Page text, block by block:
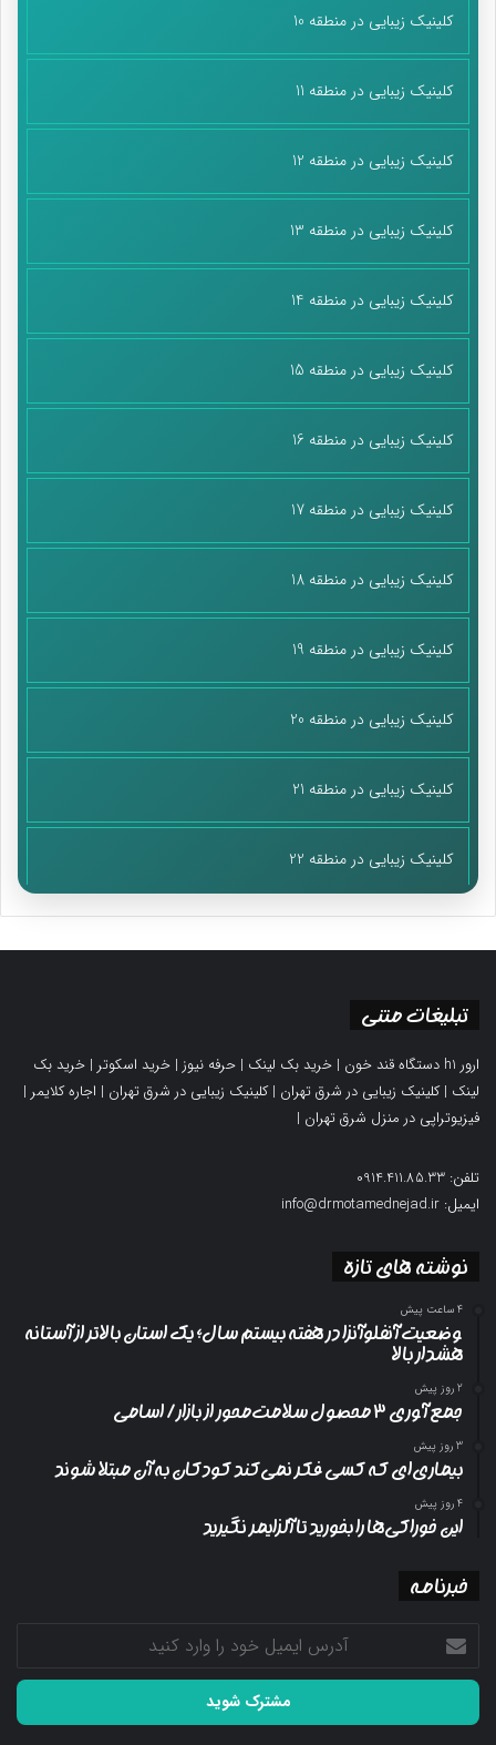
کلینیک زیبایی در منطقه 10
کلینیک زیبایی در منطقه 11
کلینیک زیبایی در منطقه 12
کلینیک زیبایی در منطقه 13
کلینیک زیبایی در منطقه 14
کلینیک زیبایی در منطقه 15
کلینیک زیبایی در منطقه 16
کلینیک زیبایی در منطقه 17
کلینیک زیبایی در منطقه 18
کلینیک زیبایی در منطقه 19
کلینیک زیبایی در منطقه 20
کلینیک زیبایی در منطقه 21
کلینیک زیبایی در منطقه 22
تبلیغات متنی
ارور h1 دستگاه قند خون | خرید بک لینک | حرفه نیوز | خرید اسکوتر | خرید بک
لینک |کلینیک زیبایی در شرق تهران |کلینیک زیبایی در شرق تهران | اجاره کلایمر |
فیزیوتراپی در منزل شرق تهران |
تلفن: 0914.411.85.33
ایمیل: info@drmotamednejad.ir
نوشته های تازه
4 ساعت پیش
وضعیت آنفلوآنزا در هفته بیستم سال؛ یک استان بالاتر از آستانه
هشدار بالا
2 روز پیش
جمع آوری ۳ محصول سلامت‌محور از بازار/ اسامی
3 روز پیش
بیماری‌ای که کسی فکر نمی‌کند کودکان به آن مبتلا شوند
4 روز پیش
این خوراکی‌ها را بخورید تا آلزایمر نگیرید
خبرنامه
آدرس
ایمیل
خود
وارد